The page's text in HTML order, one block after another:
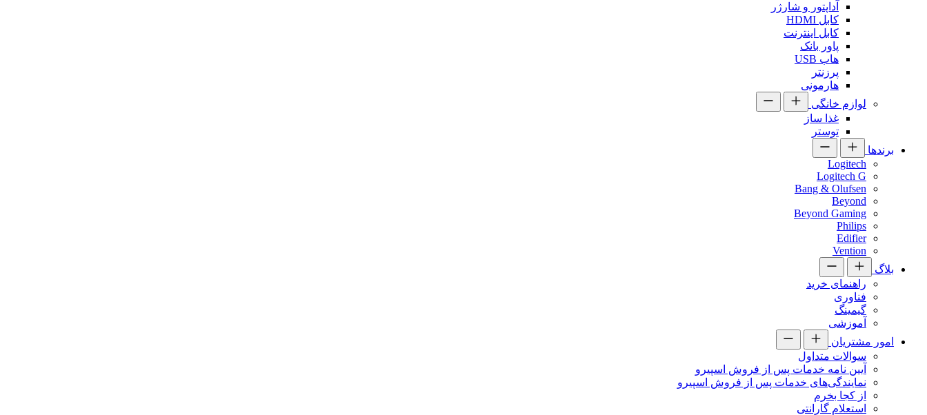
آداپتور و شارژر
کابل HDMI
کابل اینترنت
پاور بانک
هاب USB
پرزنتر
هارمونی
لوازم خانگی
غذا ساز
توستر
برندها
Logitech
Logitech G
Bang & Olufsen
Beyond
Beyond Gaming
Philips
Edifier
Vention
بلاگ
راهنمای خرید
فناوری
گیمینگ
آموزشی
امور مشتریان
سوالات متداول
آیین نامه خدمات پس از فروش اسپیرو
نمایندگی‌های خدمات پس از فروش اسپیرو
از کجا بخرم
استعلام گارانتی